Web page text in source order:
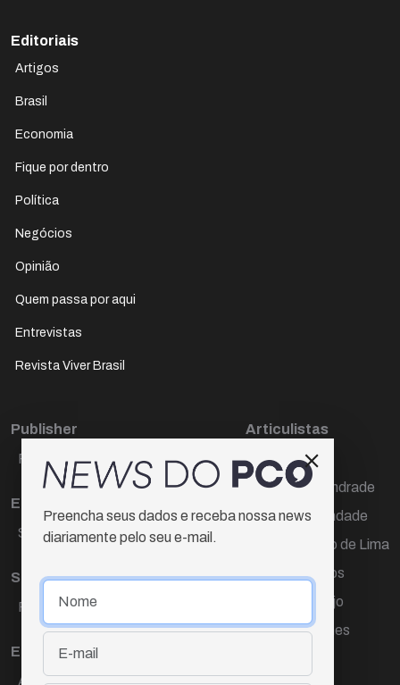
Editoriais
Artigos
Brasil
Economia
Fique por dentro
Política
Negócios
Opinião
Quem passa por aqui
Entrevistas
Revista Viver Brasil
Publisher
Paulo Cesar de Oliveira
Editora Chefe
Sueli Cotta
Sub-editora
Raquel Ayres
Equipe
Ana Lúcia Cortez
Articulistas
Décio Freire
Dr Marcos Andrade
Hamilton Trindade
Igor Carvalho de Lima
Mario Campos
Renata Araújo
Wagner Gomes
Preencha seus dados e receba nossa news
diariamente pelo seu e-mail.